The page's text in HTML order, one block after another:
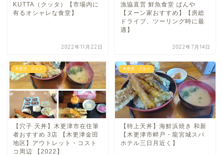
KUTTA（クッタ）【市場内に
有るオシャレな食堂】
2022年11月22日
漁協直営 鮮魚食堂 ばんや
【ヌーン家おすすめ】【房総
ドライブ、ツーリング時に最
適】
2022年7月14日
木更津 グルメ
【穴子 天丼】木更津市在住筆
者おすすめ 3店 【木更津金田
地区】アウトレット・コスト
コ周辺 【2022】
木更津 グルメ
【特上天丼】海鮮浜焼き 和新
【木更津市畔戸・龍宮城スパ
ホテル三日月近く】